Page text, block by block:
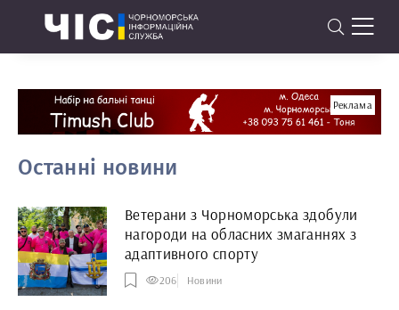
Реклама
Останні новини
Ветерани з Чорноморська здобули
нагороди на обласних змаганнях з
адаптивного спорту
206 Новини